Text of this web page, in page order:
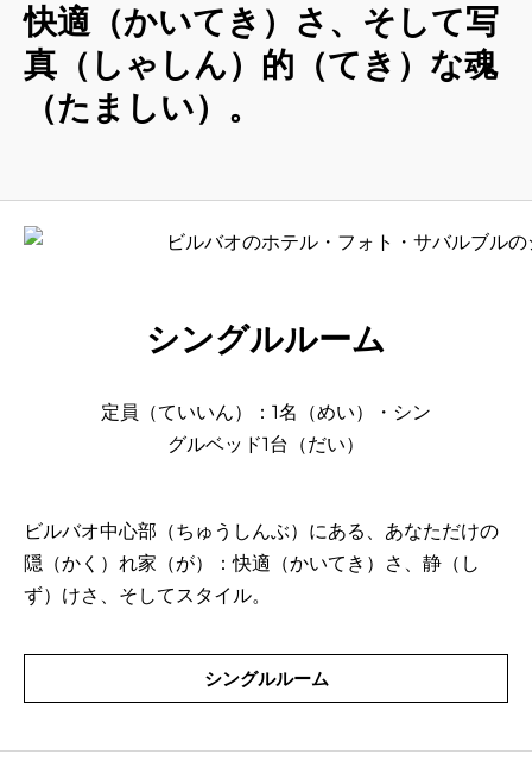
快適（かいてき）さ、そして写
真（しゃしん）的（てき）な魂
（たましい）。
シングルルーム
定員（ていいん）：1名（めい）・シン
グルベッド1台（だい）
ビルバオ中心部（ちゅうしんぶ）にある、あなただけの
隠（かく）れ家（が）：快適（かいてき）さ、静（し
ず）けさ、そしてスタイル。
シングルルーム